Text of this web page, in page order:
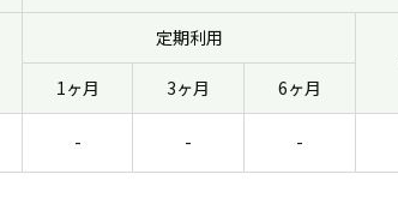
定期利用
1ヶ月 3ヶ月 6ヶ月
- - -